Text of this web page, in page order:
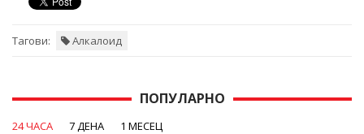
Тагови: Алкалоид
ПОПУЛАРНО
24 ЧАСА 7 ДЕНА 1 МЕСЕЦ